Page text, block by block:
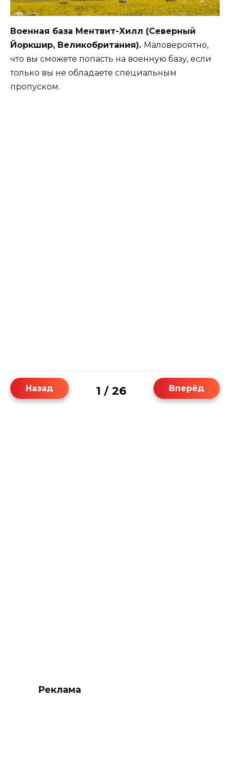
Военная база Ментвит-Хилл (Северный
Йоркшир, Великобритания). Маловероятно,
что вы сможете попасть на военную базу, если
только вы не обладаете специальным
пропуском.
Вперёд
Назад 1 / 26
Реклама